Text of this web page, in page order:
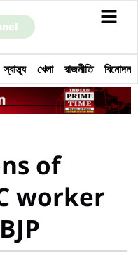
স্বাস্থ্য খেলা রাজনীতি বিনোদন
of
worker